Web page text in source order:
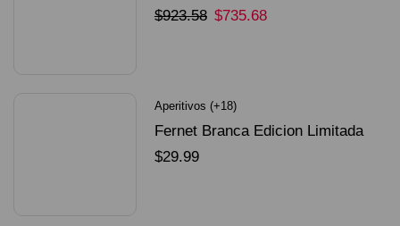
Unidades
$923.58 $735.68
Aperitivos (+18)
Fernet Branca Edicion Limitada
Dorado Mundial
$29.99